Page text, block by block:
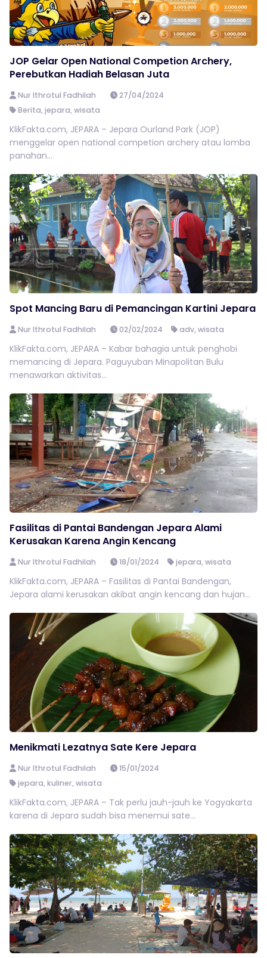
JOP Gelar Open National Competion Archery,
Perebutkan Hadiah Belasan Juta
Nur Ithrotul Fadhilah
27/04/2024
Berita, jepara, wisata
KlikFakta.com, JEPARA – Jepara Ourland Park (JOP)
menggelar open national competion archery atau lomba
panahan...
Spot Mancing Baru di Pemancingan Kartini Jepara
Nur Ithrotul Fadhilah 02/02/2024 adv,wisata
KlikFakta.com, JEPARA – Kabar bahagia untuk penghobi
memancing di Jepara. Paguyuban Minapolitan Bulu
menawarkan aktivitas...
Fasilitas di Pantai Bandengan Jepara Alami
Kerusakan Karena Angin Kencang
Nur Ithrotul Fadhilah 18/01/2024 jepara,wisata
KlikFakta.com, JEPARA – Fasilitas di Pantai Bandengan,
Jepara alami kerusakan akibat angin kencang dan hujan...
Menikmati Lezatnya Sate Kere Jepara
Nur Ithrotul Fadhilah
15/01/2024
jepara, kuliner, wisata
KlikFakta.com, JEPARA – Tak perlu jauh-jauh ke Yogyakarta
karena di Jepara sudah bisa menemui sate...